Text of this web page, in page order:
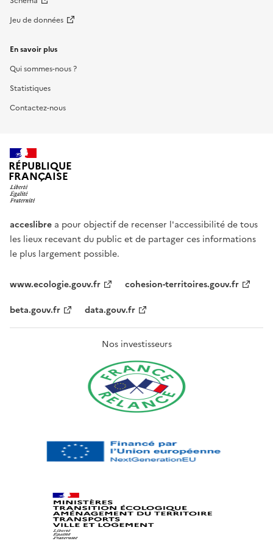
Jeu de données
En savoir plus
Qui sommes-nous ?
Statistiques
Contactez-nous
RÉPUBLIQUE
FRANÇAISE
acceslibre a pour objectif de recenser l'accessibilité de tous
les lieux recevant du public et de partager ces informations
le plus largement possible.
www.ecologie.gouv.fr
cohesion-territoires.gouv.fr
beta.gouv.fr
data.gouv.fr
Nos investisseurs